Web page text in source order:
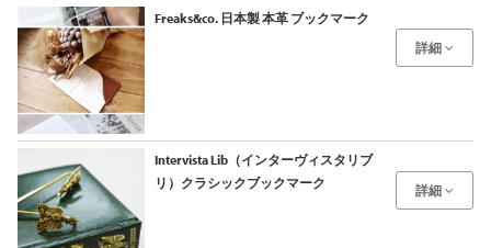
Freaks&co. 日本製 本革 ブックマーク
詳細
Intervista Lib（インターヴィスタリブ
リ）クラシックブックマーク
詳細